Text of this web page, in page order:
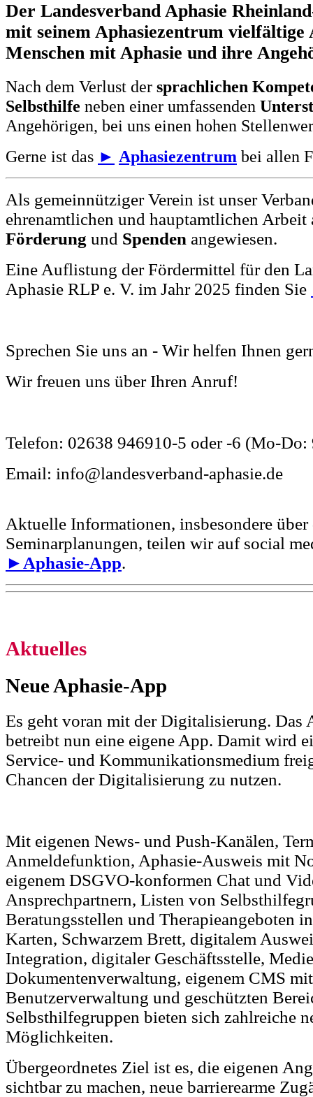
Der Landesverband Aphasie
mit seinem Aphasiezentrum vielfältige
Menschen mit Aphasie und ihre
Nach dem Verlust der sprachlichen
Selbsthilfe neben einer umfassenden
Angehörigen, bei uns einen hohen
Gerne ist das ► Aphasiezentrum bei allen
Als gemeinnütziger Verein ist unser
ehrenamtlichen und hauptamtlichen
Förderung und Spenden angewiesen.
Eine Auflistung der Fördermittel für den
Aphasie RLP e. V. im Jahr 2025 finden Sie
Sprechen Sie uns an - Wir helfen Ihnen
Wir freuen uns über Ihren Anruf!
Telefon: 02638 946910-5 oder -6 (Mo-Do:
Email: info@landesverband-aphasie.de
Aktuelle Informationen, insbesondere über
Seminarplanungen, teilen wir auf social
►Aphasie-App.
Aktuelles
Neue Aphasie-App
Es geht voran mit der Digitalisierung. Das
betreibt nun eine eigene App. Damit wird
Service- und Kommunikationsmedium
Chancen der Digitalisierung zu nutzen.
Mit eigenen News- und Push-Kanälen,
Anmeldefunktion, Aphasie-Ausweis mit
eigenem DSGVO-konformen Chat und
Ansprechpartnern, Listen von
Beratungsstellen und Therapieangeboten
Karten, Schwarzem Brett, digitalem
Integration, digitaler Geschäftsstelle,
Dokumentenverwaltung, eigenem CMS mit
Benutzerverwaltung und geschützten
Selbsthilfegruppen bieten sich zahlreiche
Möglichkeiten.
Übergeordnetes Ziel ist es, die eigenen
sichtbar zu machen, neue barrierearme